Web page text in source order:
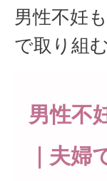
男性不妊
で取り組
男性不
｜夫